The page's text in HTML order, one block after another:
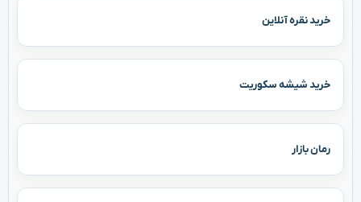
خرید نقره آنلاین
خرید شیشه سکوریت
رمان بازار